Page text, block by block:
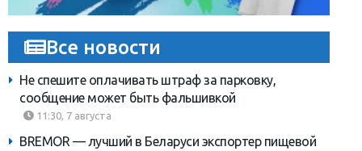
Все новости
Не спешите оплачивать штраф за парковку,
сообщение может быть фальшивкой
11:30, 7 августа
BREMOR — лучший в Беларуси экспортер пищевой